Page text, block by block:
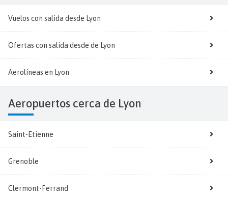
Vuelos con salida desde Lyon
Ofertas con salida desde de Lyon
Aerolíneas en Lyon
Aeropuertos cerca de Lyon
Saint-Etienne
Grenoble
Clermont-Ferrand